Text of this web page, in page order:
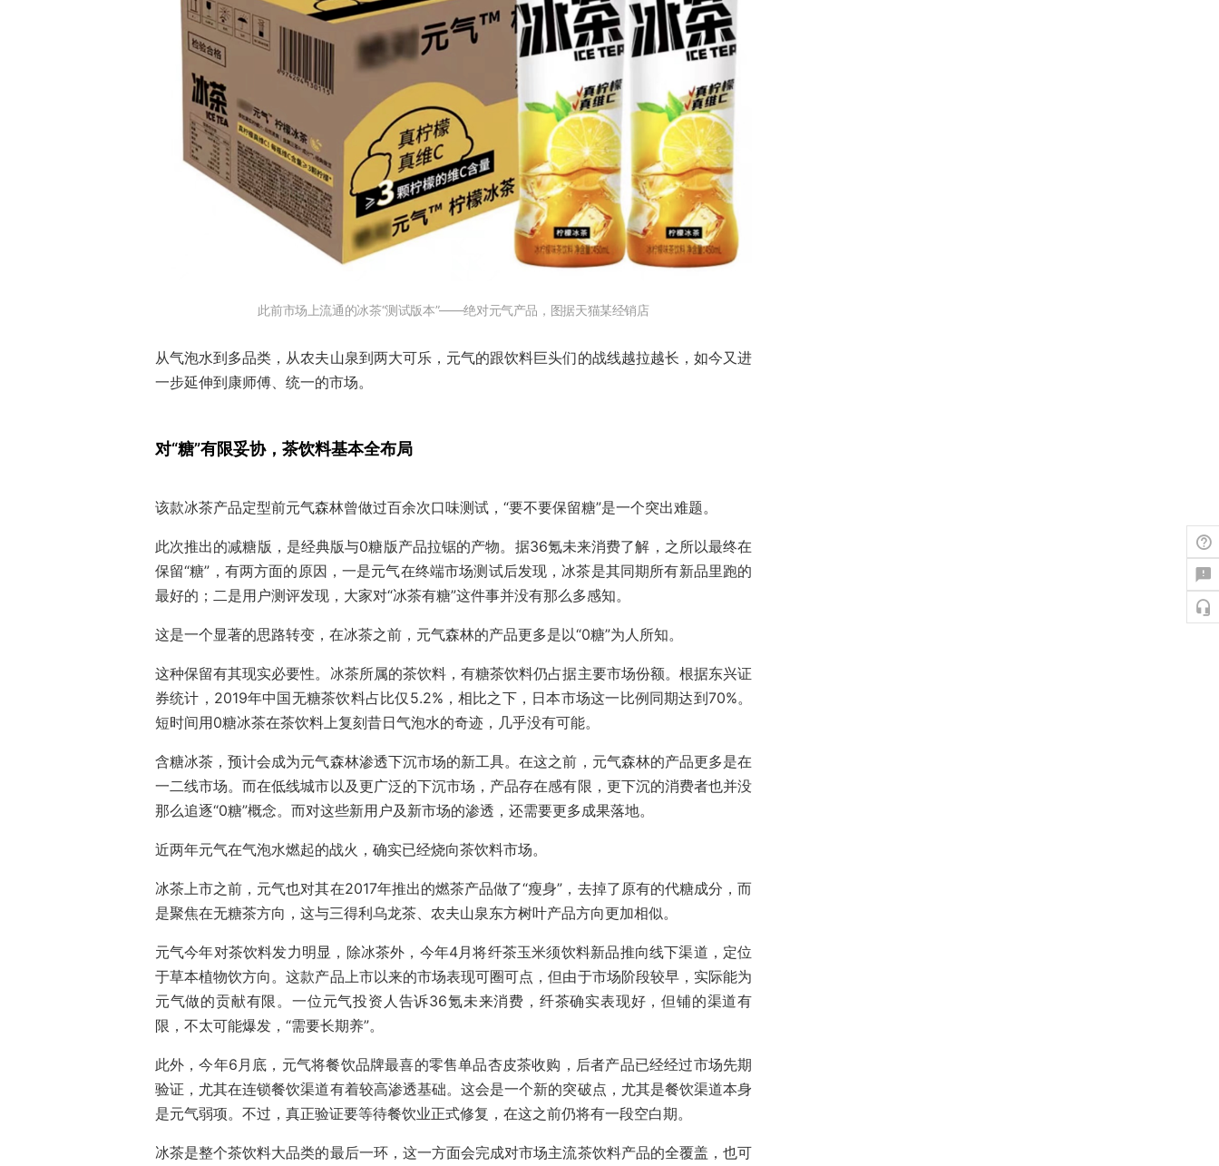
此前市场上流通的冰茶“测试版本”——绝对元气产品，图据天猫某经销店
从气泡水到多品类，从农夫山泉到两大可乐，元气的跟饮料巨头们的战线越拉越长，如今又进
一步延伸到康师傅、统一的市场。
对“糖”有限妥协，茶饮料基本全布局
该款冰茶产品定型前元气森林曾做过百余次口味测试，“要不要保留糖”是一个突出难题。
此次推出的减糖版，是经典版与0糖版产品拉锯的产物。据36氪未来消费了解，之所以最终在
保留“糖”，有两方面的原因，一是元气在终端市场测试后发现，冰茶是其同期所有新品里跑的
最好的；二是用户测评发现，大家对“冰茶有糖”这件事并没有那么多感知。
这是一个显著的思路转变，在冰茶之前，元气森林的产品更多是以“0糖”为人所知。
这种保留有其现实必要性。冰茶所属的茶饮料，有糖茶饮料仍占据主要市场份额。根据东兴证
券统计，2019年中国无糖茶饮料占比仅5.2%，相比之下，日本市场这一比例同期达到70%。
短时间用0糖冰茶在茶饮料上复刻昔日气泡水的奇迹，几乎没有可能。
含糖冰茶，预计会成为元气森林渗透下沉市场的新工具。在这之前，元气森林的产品更多是在
一二线市场。而在低线城市以及更广泛的下沉市场，产品存在感有限，更下沉的消费者也并没
那么追逐“0糖”概念。而对这些新用户及新市场的渗透，还需要更多成果落地。
近两年元气在气泡水燃起的战火，确实已经烧向茶饮料市场。
冰茶上市之前，元气也对其在2017年推出的燃茶产品做了“瘦身”，去掉了原有的代糖成分，而
是聚焦在无糖茶方向，这与三得利乌龙茶、农夫山泉东方树叶产品方向更加相似。
元气今年对茶饮料发力明显，除冰茶外，今年4月将纤茶玉米须饮料新品推向线下渠道，定位
于草本植物饮方向。这款产品上市以来的市场表现可圈可点，但由于市场阶段较早，实际能为
元气做的贡献有限。一位元气投资人告诉36氪未来消费，纤茶确实表现好，但铺的渠道有
限，不太可能爆发，“需要长期养”。
此外，今年6月底，元气将餐饮品牌最喜的零售单品杏皮茶收购，后者产品已经经过市场先期
验证，尤其在连锁餐饮渠道有着较高渗透基础。这会是一个新的突破点，尤其是餐饮渠道本身
是元气弱项。不过，真正验证要等待餐饮业正式修复，在这之前仍将有一段空白期。
冰茶是整个茶饮料大品类的最后一环，这一方面会完成对市场主流茶饮料产品的全覆盖，也可